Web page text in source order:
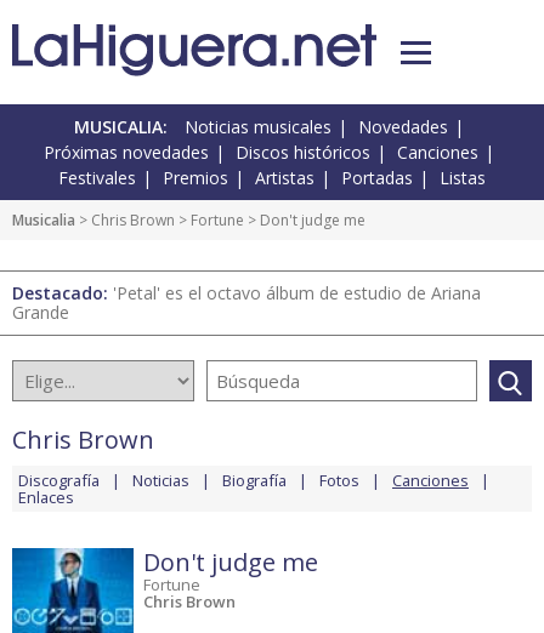
MUSICALIA: Noticias musicales
Novedades
Próximas novedades
Discos históricos
Canciones
Festivales
Premios Artistas Portadas Listas
Musicalia > Chris Brown > Fortune > Don't judge me
Destacado: 'Petal' es el octavo álbum de estudio de Ariana
Grande
Chris Brown
Discografía Noticias Biografía Fotos Canciones
Enlaces
Don't judge me
Fortune
Chris Brown